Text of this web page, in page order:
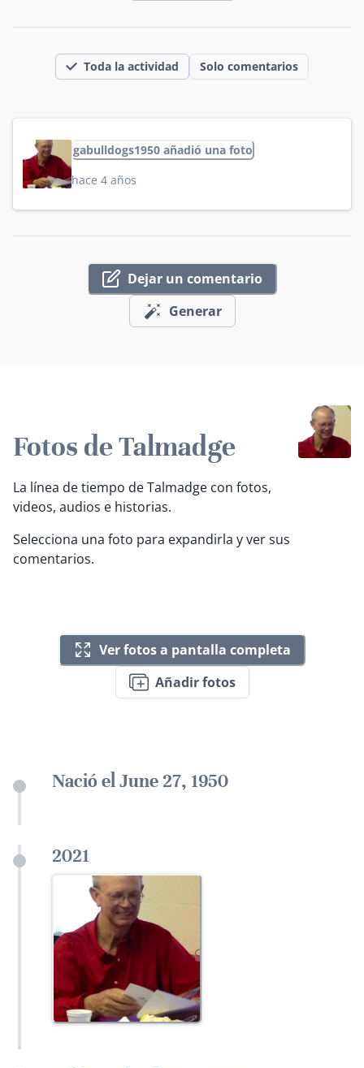
Toda la actividad Solo comentarios
gabulldogs1950 añadió una foto
hace 4 años
Dejar un comentario
Generar
Fotos de Talmadge
La línea de tiempo de Talmadge con fotos,
videos, audios e historias.
Selecciona una foto para expandirla y ver sus
comentarios.
Ver fotos a pantalla completa
Añadir fotos
Nació el June 27, 1950
2021